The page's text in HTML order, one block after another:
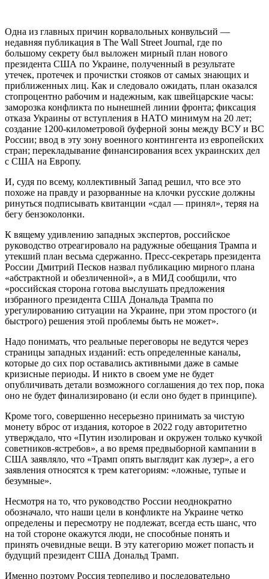
Одна из главных причин корвалольных конвульсий —
недавняя публикация в The Wall Street Journal, где по
большому секрету был выложен мирный план нового
президента США по Украине, полученный в результате
утечек, протечек и прочистки стояков от самых знающих и
приближенных лиц. Как и следовало ожидать, план оказался
стопроцентно рабочим и надежным, как швейцарские часы:
заморозка конфликта по нынешней линии фронта; фиксация
отказа Украины от вступления в НАТО минимум на 20 лет;
создание 1200-километровой буферной зоны между ВСУ и ВС
России; ввод в эту зону военного контингента из европейских
стран; перекладывание финансирования всех украинских дел
с США на Европу.
И, судя по всему, коллективный Запад решил, что все это
похоже на правду и разорванные на клочки русские должны
ринуться подписывать квитанции «сдал — принял», теряя на
бегу бензоколонки.
К вящему удивлению западных экспертов, российское
руководство отреагировало на радужные обещания Трампа и
утекший план весьма сдержанно. Пресс-секретарь президента
России Дмитрий Песков назвал публикацию мирного плана
«абстрактной и обезличенной», а в МИД сообщили, что
«российская сторона готова выслушать предложения
избранного президента США Дональда Трампа по
урегулированию ситуации на Украине, при этом простого (и
быстрого) решения этой проблемы быть не может».
Надо понимать, что реальные переговоры не ведутся через
страницы западных изданий: есть определенные каналы,
которые до сих пор оставались активными даже в самые
кризисные периоды. И никто в своем уме не будет
опубличивать детали возможного соглашения до тех пор, пока
оно не будет финализировано (и если оно будет в принципе).
Кроме того, совершенно несерьезно принимать за чистую
монету вброс от издания, которое в 2022 году авторитетно
утверждало, что «Путин изолирован и окружен только кучкой
советников-ястребов», а во время предвыборной кампании в
США заявляло, что «Трамп опять выглядит как лузер», а его
заявления относятся к трем категориям: «ложные, тупые и
безумные».
Несмотря на то, что руководство России неоднократно
обозначало, что наши цели в конфликте на Украине четко
определены и пересмотру не подлежат, всегда есть шанс, что
на той стороне окажутся люди, не способные понять и
принять очевидные вещи. В эту категорию может попасть и
будущий президент США Дональд Трамп.
Именно поэтому Россия терпеливо и последовательно